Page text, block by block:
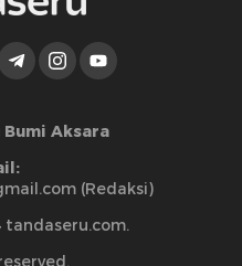
Bumi Aksara
(Redaksi)